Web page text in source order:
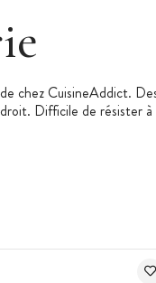
chez CuisineAddict.
Difficile de résister